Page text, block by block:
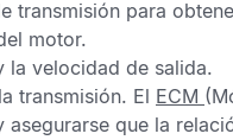
transmisión para
motor.
la velocidad de salida.
transmisión. El ECM
que la